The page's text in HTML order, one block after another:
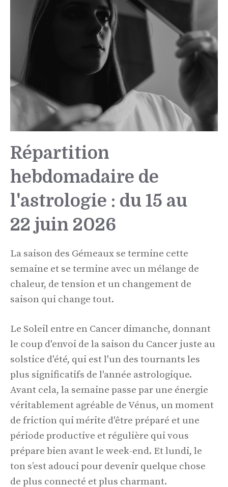
Répartition
hebdomadaire de
l'astrologie : du 15 au
22 juin 2026
La saison des Gémeaux se termine cette
semaine et se termine avec un mélange de
chaleur, de tension et un changement de
saison qui change tout.
Le Soleil entre en Cancer dimanche, donnant
le coup d'envoi de la saison du Cancer juste au
solstice d'été, qui est l'un des tournants les
plus significatifs de l'année astrologique.
Avant cela, la semaine passe par une énergie
véritablement agréable de Vénus, un moment
de friction qui mérite d'être préparé et une
période productive et régulière qui vous
prépare bien avant le week-end. Et lundi, le
ton s’est adouci pour devenir quelque chose
de plus connecté et plus charmant.